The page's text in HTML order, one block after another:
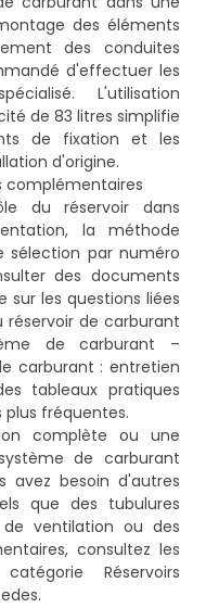
des éléments
des conduites
d'effectuer les
L'utilisation
de 83 litres simplifie
de fixation et les
d'origine.
complémentaires
du réservoir dans
la méthode
sélection par numéro
des documents
sur les questions liées
réservoir de carburant
de carburant –
carburant : entretien
tableaux pratiques
plus fréquentes.
complète ou une
de carburant
avez besoin d'autres
que des tubulures
ventilation ou des
consultez les
Réservoirs
.